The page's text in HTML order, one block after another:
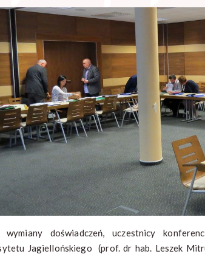
wymiany doświadczeń, uczestnicy
Jagiellońskiego (prof. dr hab. Leszek